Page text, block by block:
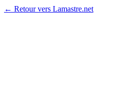
← Retour vers Lamastre.net